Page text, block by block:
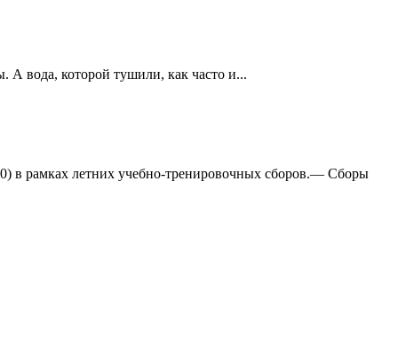
вода, которой тушили, как часто и...
в рамках летних учебно-тренировочных сборов.— Сборы